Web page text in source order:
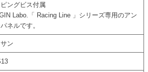
ングビス付属
Labo.「 Racing Line 」シリーズ専用のアン
ネルです。
ン